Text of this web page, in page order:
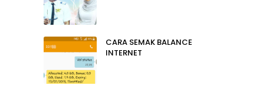
CARA SEMAK BALANCE
INTERNET